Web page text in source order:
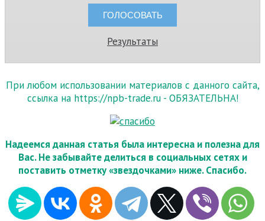
Результаты
При любом использовании материалов с данного сайта,
ссылка на https://npb-trade.ru - ОБЯЗАТЕЛЬНА!
Надеемся данная статья была интересна и полезна для
Вас. Не забывайте делиться в социальных сетях и
поставить отметку «звездочками» ниже. Спасибо.